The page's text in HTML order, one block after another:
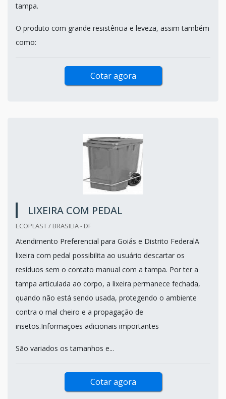
tampa.
O produto com grande resistência e leveza, assim também
como:
Cotar agora
LIXEIRA COM PEDAL
ECOPLAST / BRASILIA - DF
Atendimento Preferencial para Goiás e Distrito FederalA
lixeira com pedal possibilita ao usuário descartar os
resíduos sem o contato manual com a tampa. Por ter a
tampa articulada ao corpo, a lixeira permanece fechada,
quando não está sendo usada, protegendo o ambiente
contra o mal cheiro e a propagação de
insetos.Informações adicionais importantes
São variados os tamanhos e...
Cotar agora